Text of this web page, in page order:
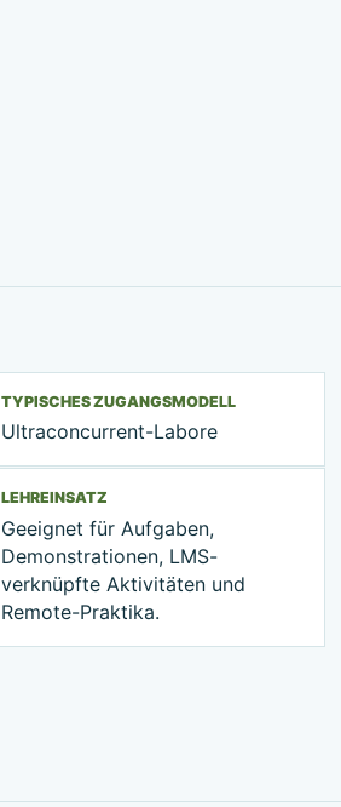
TYPISCHES ZUGANGSMODELL
Ultraconcurrent-Labore
LEHREINSATZ
Geeignet für Aufgaben,
Demonstrationen, LMS-
verknüpfte Aktivitäten und
Remote-Praktika.